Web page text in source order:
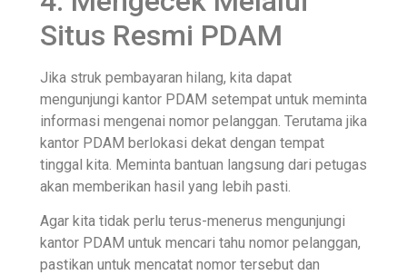
Situs Resmi PDAM
Jika struk pembayaran hilang, kita dapat
mengunjungi kantor PDAM setempat untuk meminta
informasi mengenai nomor pelanggan. Terutama jika
kantor PDAM berlokasi dekat dengan tempat
tinggal kita. Meminta bantuan langsung dari petugas
akan memberikan hasil yang lebih pasti.
Agar kita tidak perlu terus-menerus mengunjungi
kantor PDAM untuk mencari tahu nomor pelanggan,
pastikan untuk mencatat nomor tersebut dan